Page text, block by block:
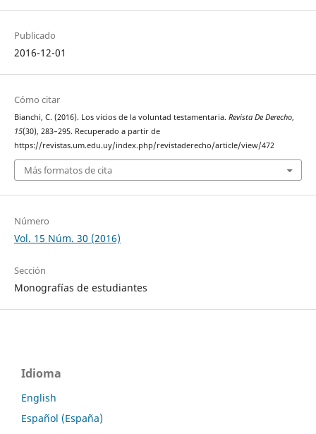
Publicado
2016-12-01
Cómo citar
Bianchi, C. (2016). Los vicios de la voluntad testamentaria. Revista De Derecho,
15(30), 283–295. Recuperado a partir de
https://revistas.um.edu.uy/index.php/revistaderecho/article/view/472
Más formatos de cita
Número
Vol. 15 Núm. 30 (2016)
Sección
Monografías de estudiantes
Idioma
English
Español (España)